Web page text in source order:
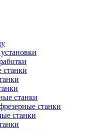
станки
станки
станки
станки